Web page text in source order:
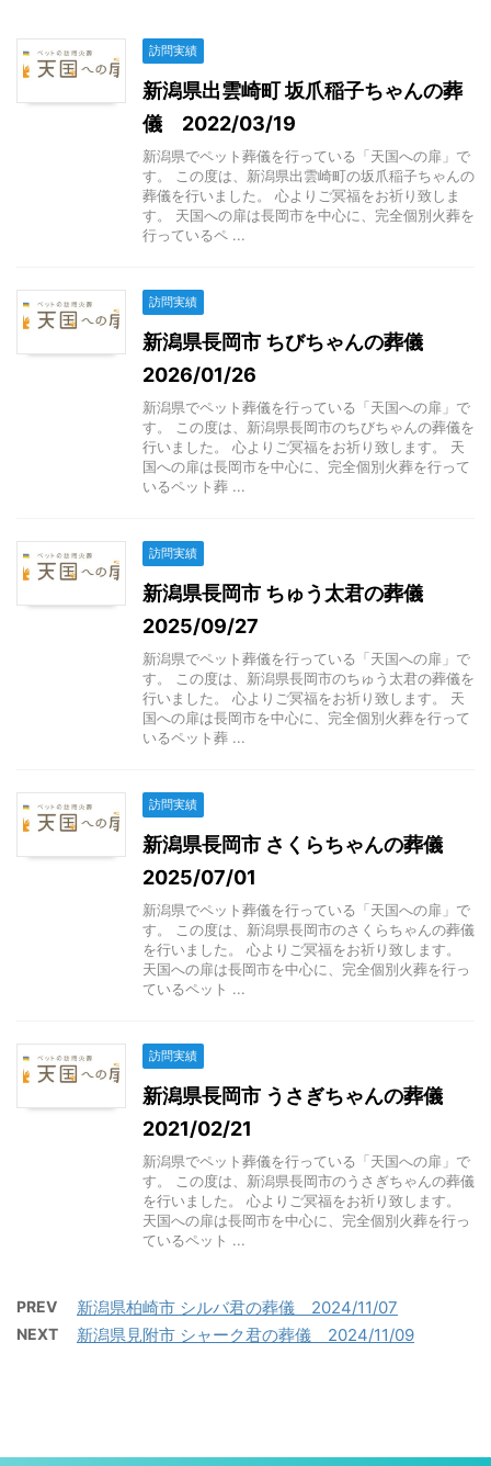
訪問実績
新潟県出雲崎町 坂爪稲子ちゃんの葬
儀 2022/03/19
新潟県でペット葬儀を行っている「天国への扉」で
す。 この度は、新潟県出雲崎町の坂爪稲子ちゃんの
葬儀を行いました。 心よりご冥福をお祈り致しま
す。 天国への扉は長岡市を中心に、完全個別火葬を
行っているペ ...
訪問実績
新潟県長岡市 ちびちゃんの葬儀
2026/01/26
新潟県でペット葬儀を行っている「天国への扉」で
す。 この度は、新潟県長岡市のちびちゃんの葬儀を
行いました。 心よりご冥福をお祈り致します。 天
国への扉は長岡市を中心に、完全個別火葬を行って
いるペット葬 ...
訪問実績
新潟県長岡市 ちゅう太君の葬儀
2025/09/27
新潟県でペット葬儀を行っている「天国への扉」で
す。 この度は、新潟県長岡市のちゅう太君の葬儀を
行いました。 心よりご冥福をお祈り致します。 天
国への扉は長岡市を中心に、完全個別火葬を行って
いるペット葬 ...
訪問実績
新潟県長岡市 さくらちゃんの葬儀
2025/07/01
新潟県でペット葬儀を行っている「天国への扉」で
す。 この度は、新潟県長岡市のさくらちゃんの葬儀
を行いました。 心よりご冥福をお祈り致します。
天国への扉は長岡市を中心に、完全個別火葬を行っ
ているペット ...
訪問実績
新潟県長岡市 うさぎちゃんの葬儀
2021/02/21
新潟県でペット葬儀を行っている「天国への扉」で
す。 この度は、新潟県長岡市のうさぎちゃんの葬儀
を行いました。 心よりご冥福をお祈り致します。
天国への扉は長岡市を中心に、完全個別火葬を行っ
ているペット ...
PREV 新潟県柏崎市 シルバ君の葬儀 2024/11/07
NEXT 新潟県見附市 シャーク君の葬儀 2024/11/09